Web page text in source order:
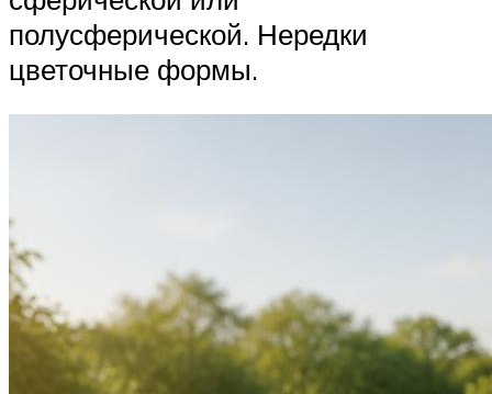
полусферической. Нередки
цветочные формы.